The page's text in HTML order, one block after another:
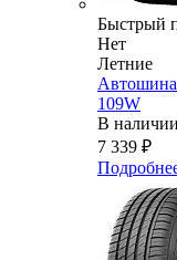
Быстрый
Нет
Летние
Автошина
109W
В наличии
7 339 ₽